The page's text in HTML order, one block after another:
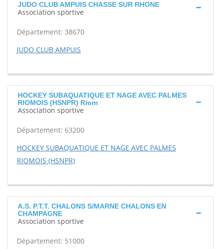
JUDO CLUB AMPUIS CHASSE SUR RHONE
Association sportive
Département: 38670
JUDO CLUB AMPUIS
HOCKEY SUBAQUATIQUE ET NAGE AVEC PALMES
RIOMOIS (HSNPR) Riom
Association sportive
Département: 63200
HOCKEY SUBAQUATIQUE ET NAGE AVEC PALMES
RIOMOIS (HSNPR)
A.S. P.T.T. CHALONS S/MARNE CHALONS EN
CHAMPAGNE
Association sportive
Département: 51000